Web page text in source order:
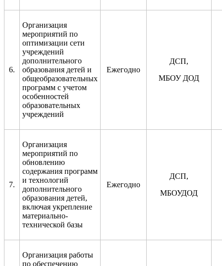
6.
Организация
мероприятий по
оптимизации сети
учреждений
дополнительного
образования детей и
общеобразовательных
программ с учетом
особенностей
образовательных
учреждений
Ежегодно
ДСП,
МБОУ ДОД
7.
Организация
мероприятий по
обновлению
содержания программ
и технологий
дополнительного
образования детей,
включая укрепление
материально-
технической базы
Ежегодно
ДСП,
МБОУДОД
Организация работы
по обеспечению